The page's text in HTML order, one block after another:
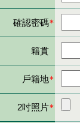
＊
確認密碼
籍貫
＊
戶籍地
＊
2吋照片